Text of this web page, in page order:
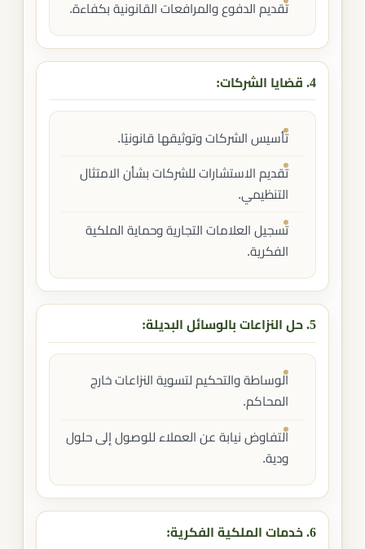
تقديم الدفوع والمرافعات القانونية بكفاءة.
4. قضايا الشركات:
تأسيس الشركات وتوثيقها قانونيًا.
تقديم الاستشارات للشركات بشأن الامتثال
التنظيمي.
تسجيل العلامات التجارية وحماية الملكية
الفكرية.
5. حل النزاعات بالوسائل البديلة:
الوساطة والتحكيم لتسوية النزاعات خارج
المحاكم.
التفاوض نيابة عن العملاء للوصول إلى حلول
ودية.
6. خدمات الملكية الفكرية: